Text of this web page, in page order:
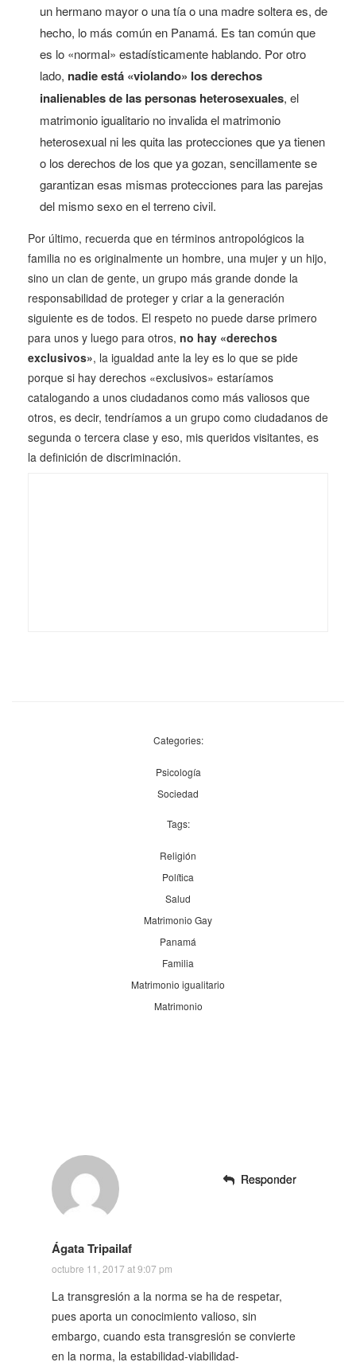
un hermano mayor o una tía o una madre soltera es, de
hecho, lo más común en Panamá. Es tan común que
es lo «normal» estadísticamente hablando. Por otro
lado, nadie está «violando» los derechos
inalienables de las personas heterosexuales, el
matrimonio igualitario no invalida el matrimonio
heterosexual ni les quita las protecciones que ya tienen
o los derechos de los que ya gozan, sencillamente se
garantizan esas mismas protecciones para las parejas
del mismo sexo en el terreno civil.
Por último, recuerda que en términos antropológicos la
familia no es originalmente un hombre, una mujer y un hijo,
sino un clan de gente, un grupo más grande donde la
responsabilidad de proteger y criar a la generación
siguiente es de todos. El respeto no puede darse primero
para unos y luego para otros, no hay «derechos
exclusivos», la igualdad ante la ley es lo que se pide
porque si hay derechos «exclusivos» estaríamos
catalogando a unos ciudadanos como más valiosos que
otros, es decir, tendríamos a un grupo como ciudadanos de
segunda o tercera clase y eso, mis queridos visitantes, es
la definición de discriminación.
Categories:
Psicología
Sociedad
Tags:
Religión
Política
Salud
Matrimonio Gay
Panamá
Familia
Matrimonio igualitario
Matrimonio
Ágata Tripailaf
octubre 11, 2017 at 9:07 pm
La transgresión a la norma se ha de respetar,
pues aporta un conocimiento valioso, sin
embargo, cuando esta transgresión se convierte
en la norma, la estabilidad-viabilidad-
Responder
Responder
Responder